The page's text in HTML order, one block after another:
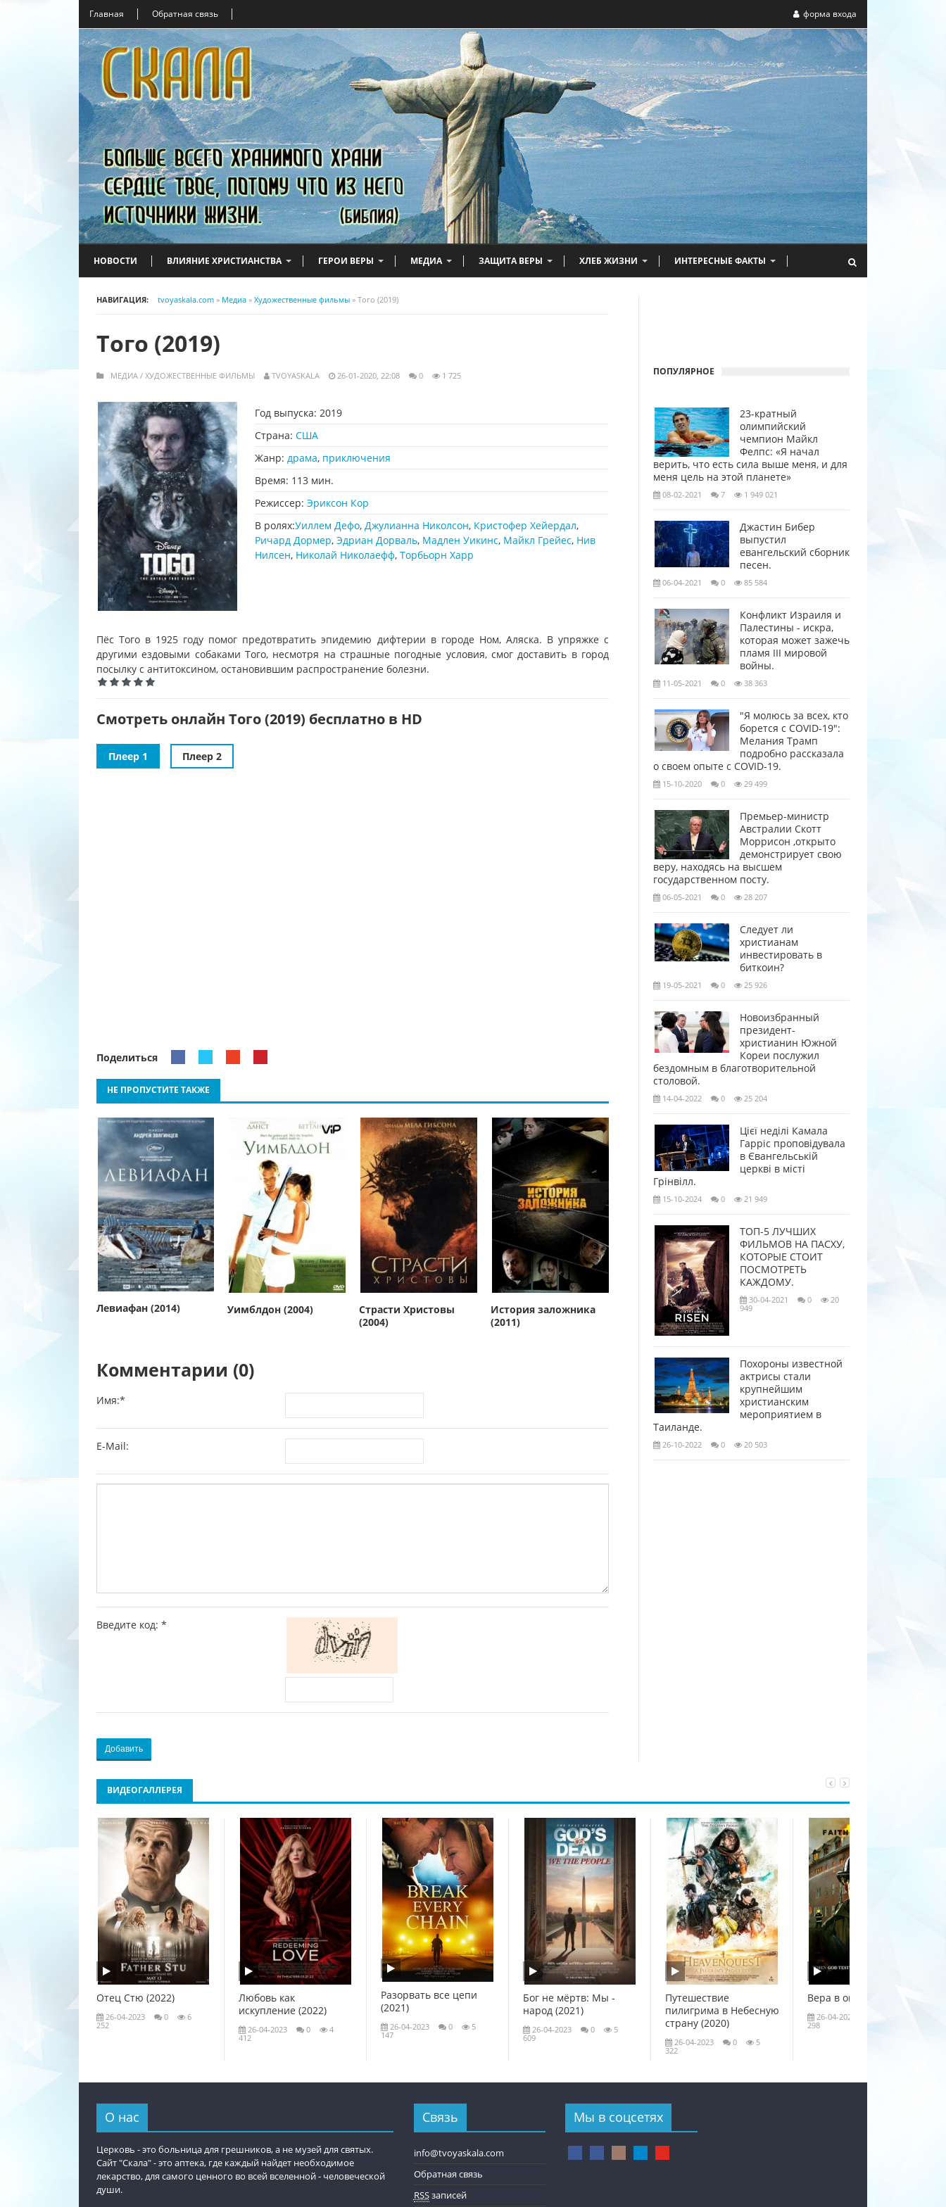
Главная Обратная связь форма входа
НОВОСТИ ВЛИЯНИЕ ХРИСТИАНСТВА ГЕРОИ ВЕРЫ МЕДИА ЗАЩИТА ВЕРЫ ХЛЕБ ЖИЗНИ ИНТЕРЕСНЫЕ ФАКТЫ
НАВИГАЦИЯ: tvoyaskala.com » Медиа » Художественные фильмы » Того (2019)
Того (2019)
МЕДИА / ХУДОЖЕСТВЕННЫЕ ФИЛЬМЫ TVOYASKALA 26-01-2020, 22:08 0 1 725
Год выпуска: 2019
Страна: США
Жанр: драма, приключения
Время: 113 мин.
Режиссер: Эриксон Кор
В ролях:Уиллем Дефо, Джулианна Николсон, Кристофер Хейердал,
Ричард Дормер, Эдриан Дорваль, Мадлен Уикинс, Майкл Грейес, Нив
Нилсен, Николай Николаефф, Торбьорн Харр
Пёс Того в 1925 году помог предотвратить эпидемию дифтерии в городе Ном, Аляска. В упряжке с
другими ездовыми собаками Того, несмотря на страшные погодные условия, смог доставить в город
посылку с антитоксином, остановившим распространение болезни.
Смотреть онлайн Того (2019) бесплатно в HD
Плеер 1 Плеер 2
Поделиться
НЕ ПРОПУСТИТЕ ТАКЖЕ
Левиафан (2014) Уимблдон (2004)
Страсти Христовы
(2004)
История заложника
(2011)
Комментарии (0)
Имя:*
E-Mail:
Введите код: *
Добавить
ПОПУЛЯРНОЕ
23-кратный
олимпийский
чемпион Майкл
Фелпс: «Я начал
верить, что есть сила выше меня, и для
меня цель на этой планете»
08-02-2021 7 1 949 021
Джастин Бибер
выпустил
евангельский сборник
песен.
06-04-2021 0 85 584
Конфликт Израиля и
Палестины - искра,
которая может зажечь
пламя III мировой
войны.
11-05-2021 0 38 363
"Я молюсь за всех, кто
борется с COVID-19":
Мелания Трамп
подробно рассказала
о своем опыте с COVID-19.
15-10-2020 0 29 499
Премьер-министр
Австралии Скотт
Моррисон ,открыто
демонстрирует свою
веру, находясь на высшем
государственном посту.
06-05-2021 0 28 207
Следует ли
христианам
инвестировать в
биткоин?
19-05-2021 0 25 926
Новоизбранный
президент-
христианин Южной
Кореи послужил
бездомным в благотворительной
столовой.
14-04-2022 0 25 204
Цієї неділі Камала
Гарріс проповідувала
в Євангельській
церкві в місті
Грінвілл.
15-10-2024 0 21 949
ТОП-5 ЛУЧШИХ
ФИЛЬМОВ НА ПАСХУ,
КОТОРЫЕ СТОИТ
ПОСМОТРЕТЬ
КАЖДОМУ.
30-04-2021 0
20
949
Похороны известной
актрисы стали
крупнейшим
христианским
мероприятием в
Таиланде.
26-10-2022 0 20 503
ВИДЕОГАЛЛЕРЕЯ
Отец Стю (2022)
26-04-2023 0
6
252
Любовь как
искупление (2022)
26-04-2023 0
4
412
Разорвать все цепи
(2021)
26-04-2023 0
5
147
Бог не мёртв: Мы -
народ (2021)
26-04-2023 0
5
609
Путешествие
пилигрима в Небесную
страну (2020)
26-04-2023 0
5
322
Вера в огне (2020)
26-04-2023
298
О нас
Церковь - это больница для грешников, а не музей для святых.
Сайт "Скала" - это аптека, где каждый найдет необходимое
лекарство, для самого ценного во всей вселенной - человеческой
души.
Связь
info@tvoyaskala.com
Обратная связь
RSSзаписей
Мы в соцсетях